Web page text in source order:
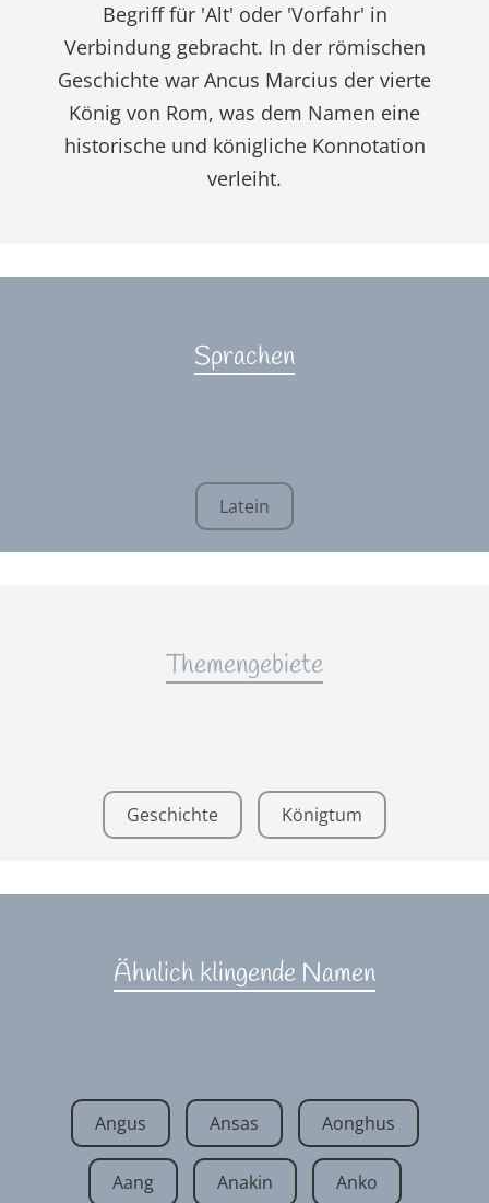
Begriff für 'Alt' oder 'Vorfahr' in
Verbindung gebracht. In der römischen
Geschichte war Ancus Marcius der vierte
König von Rom, was dem Namen eine
historische und königliche Konnotation
verleiht.
Sprachen
Latein
Themengebiete
Geschichte Königtum
Ähnlich klingende Namen
Angus Ansas Aonghus
Aang Anakin Anko